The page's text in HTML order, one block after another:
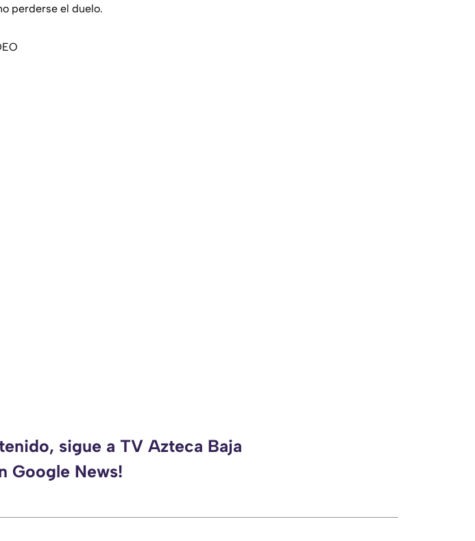
perderse el duelo.
sigue a TV Azteca Baja
Google News!